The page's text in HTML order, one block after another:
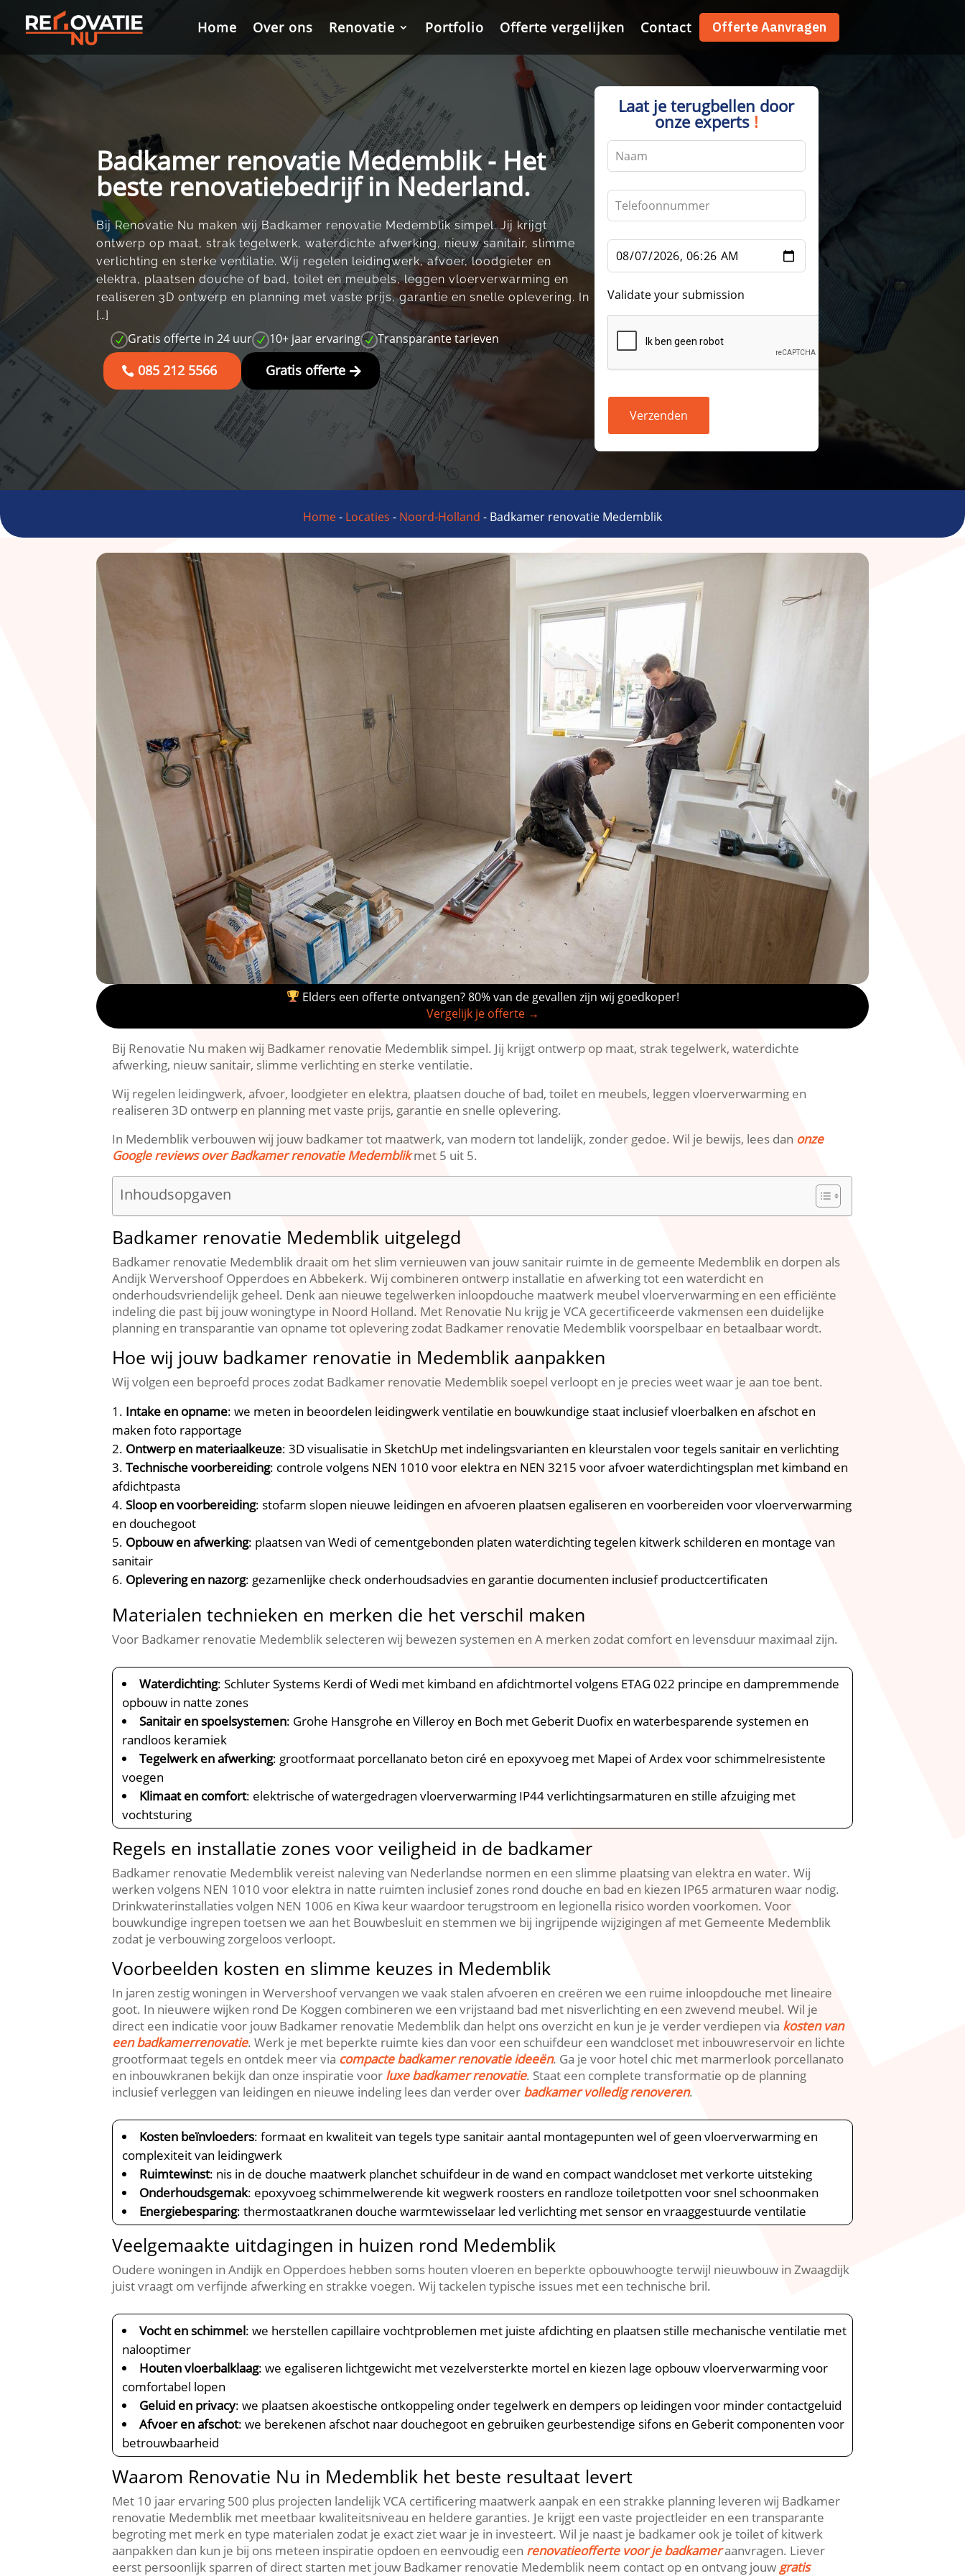
Home Over ons Renovatie Portfolio Offerte vergelijken Contact Offerte Aanvragen
Home Over ons Renovatie Portfolio Offerte vergelijken Contact Offerte Aanvragen
Badkamer renovatie Medemblik - Het
beste renovatiebedrijf in Nederland.
Bij Renovatie Nu maken wij Badkamer renovatie Medemblik simpel.​ Jij krijgt
ontwerp op maat, strak tegelwerk, waterdichte afwerking, nieuw sanitair, slimme
verlichting en sterke ventilatie.​ Wij regelen leidingwerk, afvoer, loodgieter en
elektra, plaatsen douche of bad, toilet en meubels, leggen vloerverwarming en
realiseren 3D ontwerp en planning met vaste prijs, garantie en snelle oplevering.​ In
[…]
N Gratis offerte in 24 uur N 10+ jaar ervaring N Transparante tarieven
085 212 5566 Gratis offerte
Laat je terugbellen door
onze experts !
Leave
this
blank
Validate your submission
Verzenden
Home- Locaties - Noord-Holland - Badkamer renovatie Medemblik
Elders een offerte ontvangen? 80% van de gevallen zijn wij goedkoper!
Vergelijk je offerte →
Bij Renovatie Nu maken wij Badkamer renovatie Medemblik simpel.​ Jij krijgt ontwerp op maat, strak tegelwerk, waterdichte
afwerking, nieuw sanitair, slimme verlichting en sterke ventilatie.​
Wij regelen leidingwerk, afvoer, loodgieter en elektra, plaatsen douche of bad, toilet en meubels, leggen vloerverwarming en
realiseren 3D ontwerp en planning met vaste prijs, garantie en snelle oplevering.​
In Medemblik verbouwen wij jouw badkamer tot maatwerk, van modern tot landelijk, zonder gedoe.​ Wil je bewijs, lees dan onze
Google reviews over Badkamer renovatie Medemblikmet 5 uit 5.​
Inhoudsopgaven
Badkamer renovatie Medemblik uitgelegd
Badkamer renovatie Medemblik draait om het slim vernieuwen van jouw sanitair ruimte in de gemeente Medemblik en dorpen als
Andijk Wervershoof Opperdoes en Abbekerk.​ Wij combineren ontwerp installatie en afwerking tot een waterdicht en
onderhoudsvriendelijk geheel.​ Denk aan nieuwe tegelwerken inloopdouche maatwerk meubel vloerverwarming en een efficiënte
indeling die past bij jouw woningtype in Noord Holland.​ Met Renovatie Nu krijg je VCA gecertificeerde vakmensen een duidelijke
planning en transparantie van opname tot oplevering zodat Badkamer renovatie Medemblik voorspelbaar en betaalbaar wordt.​
Hoe wij jouw badkamer renovatie in Medemblik aanpakken
Wij volgen een beproefd proces zodat Badkamer renovatie Medemblik soepel verloopt en je precies weet waar je aan toe bent.​
Intake en opname: we meten in beoordelen leidingwerk ventilatie en bouwkundige staat inclusief vloerbalken en afschot en
maken foto rapportage
Ontwerp en materiaalkeuze: 3D visualisatie in SketchUp met indelingsvarianten en kleurstalen voor tegels sanitair en verlichting
Technische voorbereiding: controle volgens NEN 1010 voor elektra en NEN 3215 voor afvoer waterdichtingsplan met kimband en
afdichtpasta
Sloop en voorbereiding: stofarm slopen nieuwe leidingen en afvoeren plaatsen egaliseren en voorbereiden voor vloerverwarming
en douchegoot
Opbouw en afwerking: plaatsen van Wedi of cementgebonden platen waterdichting tegelen kitwerk schilderen en montage van
sanitair
Oplevering en nazorg: gezamenlijke check onderhoudsadvies en garantie documenten inclusief productcertificaten
Materialen technieken en merken die het verschil maken
Voor Badkamer renovatie Medemblik selecteren wij bewezen systemen en A merken zodat comfort en levensduur maximaal zijn.​
Waterdichting: Schluter Systems Kerdi of Wedi met kimband en afdichtmortel volgens ETAG 022 principe en dampremmende
opbouw in natte zones
Sanitair en spoelsystemen: Grohe Hansgrohe en Villeroy en Boch met Geberit Duofix en waterbesparende systemen en
randloos keramiek
Tegelwerk en afwerking: grootformaat porcellanato beton ciré en epoxyvoeg met Mapei of Ardex voor schimmelresistente
voegen
Klimaat en comfort: elektrische of watergedragen vloerverwarming IP44 verlichtingsarmaturen en stille afzuiging met
vochtsturing
Regels en installatie zones voor veiligheid in de badkamer
Badkamer renovatie Medemblik vereist naleving van Nederlandse normen en een slimme plaatsing van elektra en water.​ Wij
werken volgens NEN 1010 voor elektra in natte ruimten inclusief zones rond douche en bad en kiezen IP65 armaturen waar nodig.​
Drinkwaterinstallaties volgen NEN 1006 en Kiwa keur waardoor terugstroom en legionella risico worden voorkomen.​ Voor
bouwkundige ingrepen toetsen we aan het Bouwbesluit en stemmen we bij ingrijpende wijzigingen af met Gemeente Medemblik
zodat je verbouwing zorgeloos verloopt.​
Voorbeelden kosten en slimme keuzes in Medemblik
In jaren zestig woningen in Wervershoof vervangen we vaak stalen afvoeren en creëren we een ruime inloopdouche met lineaire
goot.​ In nieuwere wijken rond De Koggen combineren we een vrijstaand bad met nisverlichting en een zwevend meubel.​ Wil je
direct een indicatie voor jouw Badkamer renovatie Medemblik dan helpt ons overzicht en kun je je verder verdiepen via kosten van
een badkamerrenovatie.​ Werk je met beperkte ruimte kies dan voor een schuifdeur een wandcloset met inbouwreservoir en lichte
grootformaat tegels en ontdek meer via compacte badkamer renovatie ideeën.​ Ga je voor hotel chic met marmerlook porcellanato
en inbouwkranen bekijk dan onze inspiratie voor luxe badkamer renovatie.​ Staat een complete transformatie op de planning
inclusief verleggen van leidingen en nieuwe indeling lees dan verder over badkamer volledig renoveren.​
Kosten beïnvloeders: formaat en kwaliteit van tegels type sanitair aantal montagepunten wel of geen vloerverwarming en
complexiteit van leidingwerk
Ruimtewinst: nis in de douche maatwerk planchet schuifdeur in de wand en compact wandcloset met verkorte uitsteking
Onderhoudsgemak: epoxyvoeg schimmelwerende kit wegwerk roosters en randloze toiletpotten voor snel schoonmaken
Energiebesparing: thermostaatkranen douche warmtewisselaar led verlichting met sensor en vraaggestuurde ventilatie
Veelgemaakte uitdagingen in huizen rond Medemblik
Oudere woningen in Andijk en Opperdoes hebben soms houten vloeren en beperkte opbouwhoogte terwijl nieuwbouw in Zwaagdijk
juist vraagt om verfijnde afwerking en strakke voegen.​ Wij tackelen typische issues met een technische bril.​
Vocht en schimmel: we herstellen capillaire vochtproblemen met juiste afdichting en plaatsen stille mechanische ventilatie met
nalooptimer
Houten vloerbalklaag: we egaliseren lichtgewicht met vezelversterkte mortel en kiezen lage opbouw vloerverwarming voor
comfortabel lopen
Geluid en privacy: we plaatsen akoestische ontkoppeling onder tegelwerk en dempers op leidingen voor minder contactgeluid
Afvoer en afschot: we berekenen afschot naar douchegoot en gebruiken geurbestendige sifons en Geberit componenten voor
betrouwbaarheid
Waarom Renovatie Nu in Medemblik het beste resultaat levert
Met 10 jaar ervaring 500 plus projecten landelijk VCA certificering maatwerk aanpak en een strakke planning leveren wij Badkamer
renovatie Medemblik met meetbaar kwaliteitsniveau en heldere garanties.​ Je krijgt een vaste projectleider en een transparante
begroting met merk en type materialen zodat je exact ziet waar je in investeert.​ Wil je naast je badkamer ook je toilet of kitwerk
aanpakken dan kun je bij ons meteen inspiratie opdoen en eenvoudig een renovatieofferte voor je badkameraanvragen.​ Liever
eerst persoonlijk sparren of direct starten met jouw Badkamer renovatie Medemblik neem contact op en ontvang jouwgratis